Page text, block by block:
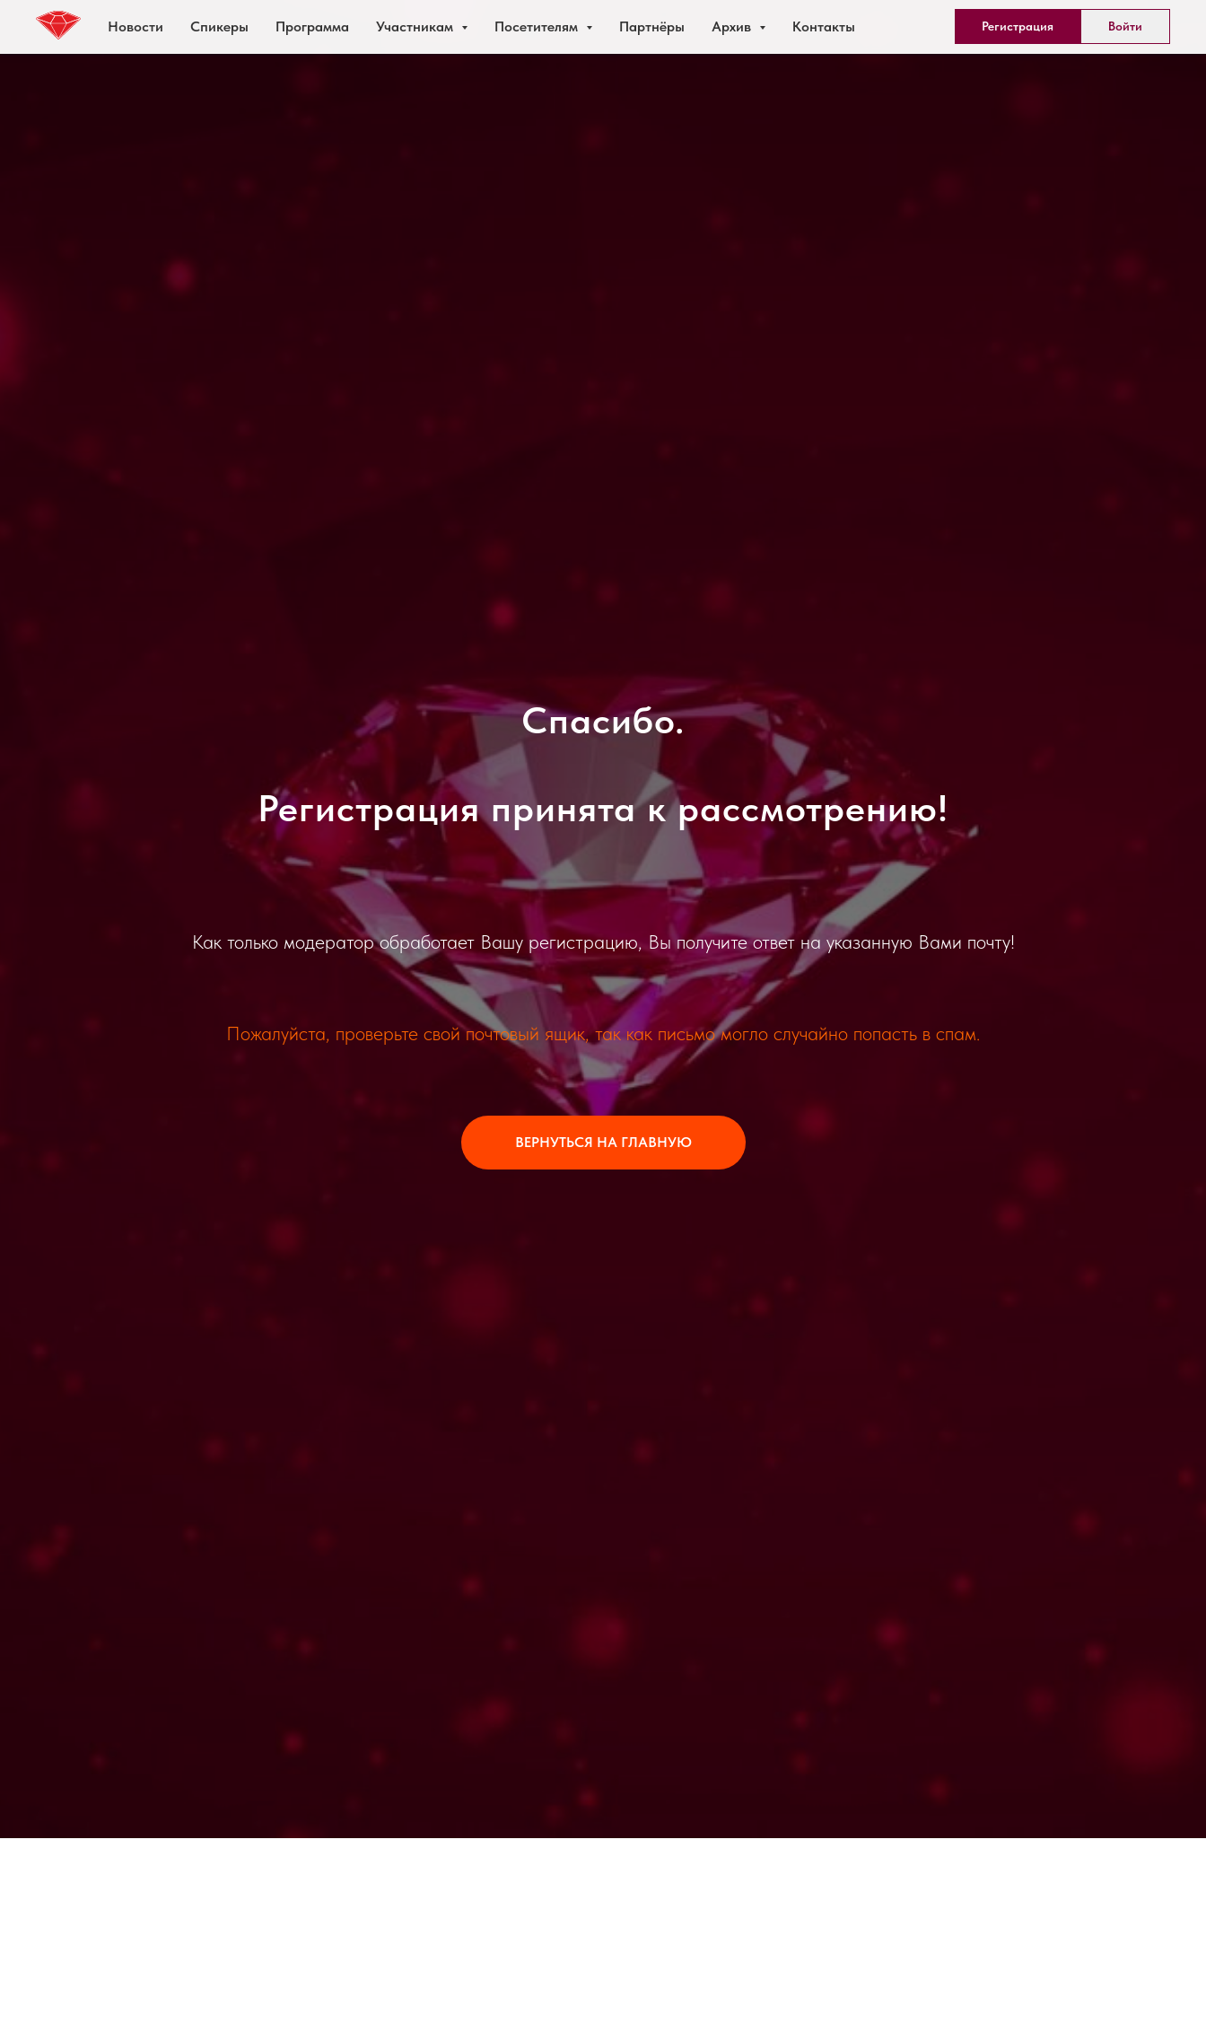
Новости Спикеры Программа Участникам Посетителям Партнёры Архив Контакты Регистрация Войти
Спасибо.
Регистрация принята к рассмотрению!
Как только модератор обработает Вашу регистрацию, Вы получите ответ на указанную Вами почту!
Пожалуйста, проверьте свой почтовый ящик, так как письмо могло случайно попасть в спам.
ВЕРНУТЬСЯ НА ГЛАВНУЮ